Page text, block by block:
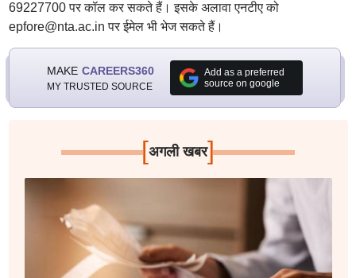
69227700 पर कॉल कर सकते हैं। इसके अलावा एनटीए को
epfore@nta.ac.in पर ईमेल भी भेज सकते हैं।
MAKE CAREERS360
MY TRUSTED SOURCE
Add as a preferred
source on google
[अगली खबर]